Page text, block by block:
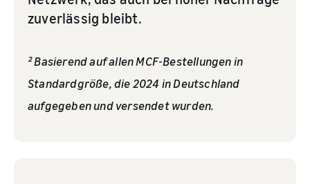
zuverlässig bleibt.
² Basierend auf allen MCF-Bestellungen in
Standardgröße, die 2024 in Deutschland
aufgegeben und versendet wurden.